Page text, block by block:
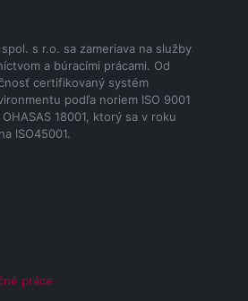
spol. s r.o. sa zameriava na služby
a búracími prácami. Od
certifikovaný systém
podľa noriem ISO 9001
18001, ktorý sa v roku
ISO45001.
práce